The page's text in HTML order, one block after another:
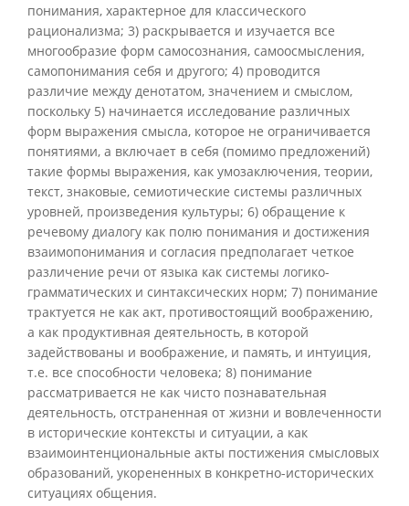
понимания, характерное для классического
рационализма; 3) раскрывается и изучается все
многообразие форм самосознания, самоосмысления,
самопонимания себя и другого; 4) проводится
различие между денотатом, значением и смыслом,
поскольку 5) начинается исследование различных
форм выражения смысла, которое не ограничивается
понятиями, а включает в себя (помимо предложений)
такие формы выражения, как умозаключения, теории,
текст, знаковые, семиотические системы различных
уровней, произведения культуры; 6) обращение к
речевому диалогу как полю понимания и достижения
взаимопонимания и согласия предполагает четкое
различение речи от языка как системы логико-
грамматических и синтаксических норм; 7) понимание
трактуется не как акт, противостоящий воображению,
а как продуктивная деятельность, в которой
задействованы и воображение, и память, и интуиция,
т.е. все способности человека; 8) понимание
рассматривается не как чисто познавательная
деятельность, отстраненная от жизни и вовлеченности
в исторические контексты и ситуации, а как
взаимоинтенциональные акты постижения смысловых
образований, укорененных в конкретно-исторических
ситуациях общения.